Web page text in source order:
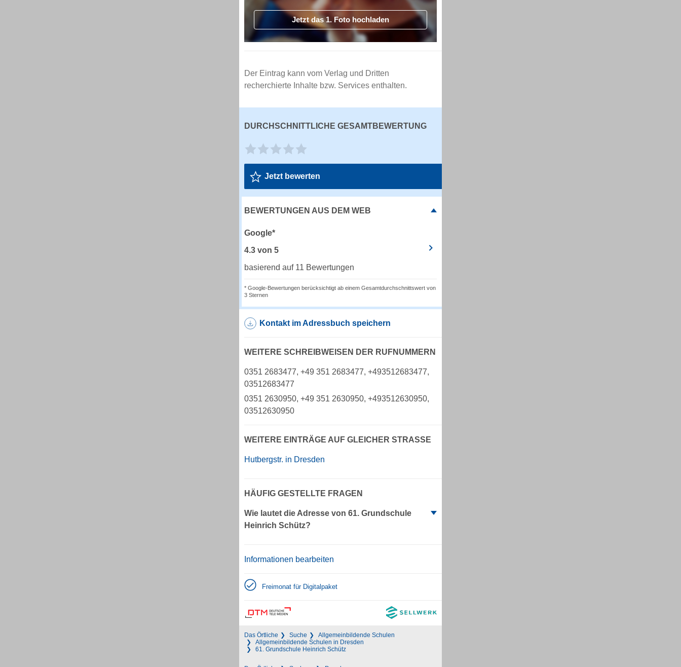
Jetzt das 1. Foto hochladen
Der Eintrag kann vom Verlag und Dritten
recherchierte Inhalte bzw. Services enthalten.
DURCHSCHNITTLICHE GESAMTBEWERTUNG
Jetzt bewerten
BEWERTUNGEN AUS DEM WEB
Google*
4.3 von 5
basierend auf 11 Bewertungen
* Google-Bewertungen berücksichtigt ab einem Gesamtdurchschnittswert von
3 Sternen
Kontakt im Adressbuch speichern
WEITERE SCHREIBWEISEN DER RUFNUMMERN
0351 2683477, +49 351 2683477, +493512683477,
03512683477
0351 2630950, +49 351 2630950, +493512630950,
03512630950
WEITERE EINTRÄGE AUF GLEICHER STRASSE
Hutbergstr. in Dresden
HÄUFIG GESTELLTE FRAGEN
Wie lautet die Adresse von 61. Grundschule
Heinrich Schütz?
Informationen bearbeiten
Freimonat für Digitalpaket
Das Örtliche Suche
Allgemeinbildende Schulen
Allgemeinbildende Schulen in Dresden
61. Grundschule Heinrich Schütz